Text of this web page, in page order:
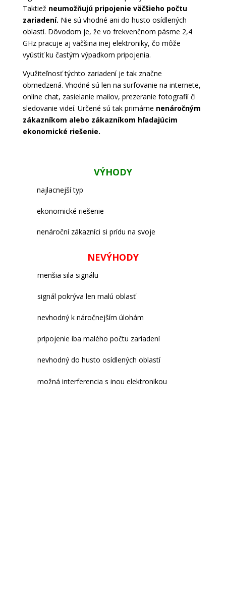
Taktiež neumožňujú pripojenie väčšieho počtu
zariadení. Nie sú vhodné ani do husto osídlených
oblastí. Dôvodom je, že vo frekvenčnom pásme 2,4
GHz pracuje aj väčšina inej elektroniky, čo môže
vyústiť ku častým výpadkom pripojenia.
Využiteľnosť týchto zariadení je tak značne
obmedzená. Vhodné sú len na surfovanie na internete,
online chat, zasielanie mailov, prezeranie fotografií či
sledovanie videí. Určené sú tak primárne nenáročným
zákazníkom alebo zákazníkom hľadajúcim
ekonomické riešenie.
VÝHODY
najlacnejší typ
ekonomické riešenie
nenároční zákazníci si prídu na svoje
NEVÝHODY
menšia sila signálu
signál pokrýva len malú oblasť
nevhodný k náročnejším úlohám
pripojenie iba malého počtu zariadení
nevhodný do husto osídlených oblastí
možná interferencia s inou elektronikou